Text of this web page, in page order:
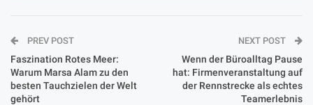
PREV POST
Faszination Rotes Meer:
Warum Marsa Alam zu den
besten Tauchzielen der Welt
gehört
NEXT POST
Wenn der Büroalltag Pause
hat: Firmenveranstaltung auf
der Rennstrecke als echtes
Teamerlebnis